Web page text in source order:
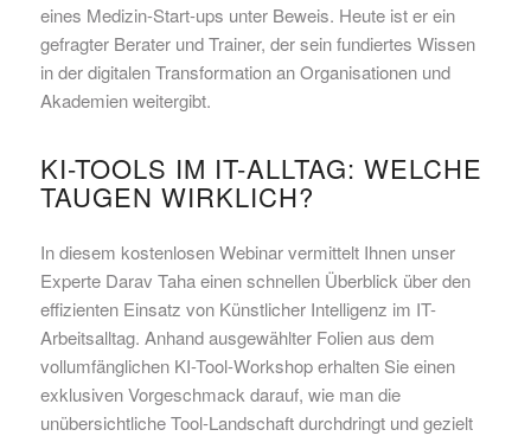
eines Medizin-Start-ups unter Beweis. Heute ist er ein
gefragter Berater und Trainer, der sein fundiertes Wissen
in der digitalen Transformation an Organisationen und
Akademien weitergibt.
KI-TOOLS IM IT-ALLTAG: WELCHE
TAUGEN WIRKLICH?
In diesem kostenlosen Webinar vermittelt Ihnen unser
Experte Darav Taha einen schnellen Überblick über den
effizienten Einsatz von Künstlicher Intelligenz im IT-
Arbeitsalltag. Anhand ausgewählter Folien aus dem
vollumfänglichen KI-Tool-Workshop erhalten Sie einen
exklusiven Vorgeschmack darauf, wie man die
unübersichtliche Tool-Landschaft durchdringt und gezielt